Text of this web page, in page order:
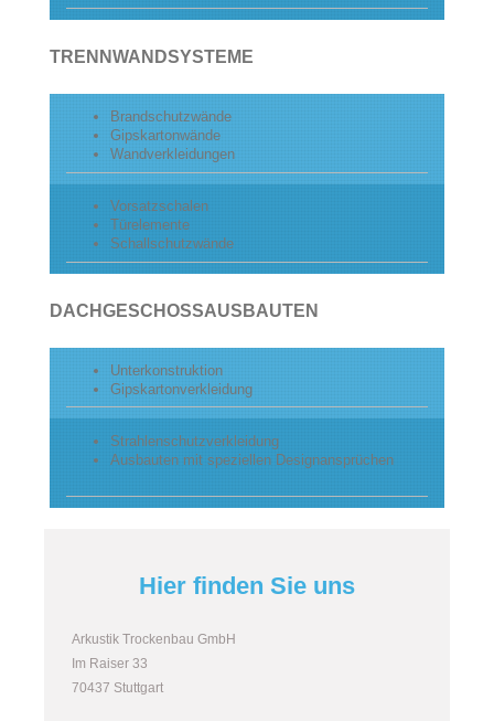
TRENNWANDSYSTEME
Brandschutzwände
Gipskartonwände
Wandverkleidungen
Vorsatzschalen
Türelemente
Schallschutzwände
DACHGESCHOSSAUSBAUTEN
Unterkonstruktion
Gipskartonverkleidung
Strahlenschutzverkleidung
Ausbauten mit speziellen Designansprüchen
Hier finden Sie uns
Arkustik Trockenbau GmbH
Im Raiser 33
70437 Stuttgart